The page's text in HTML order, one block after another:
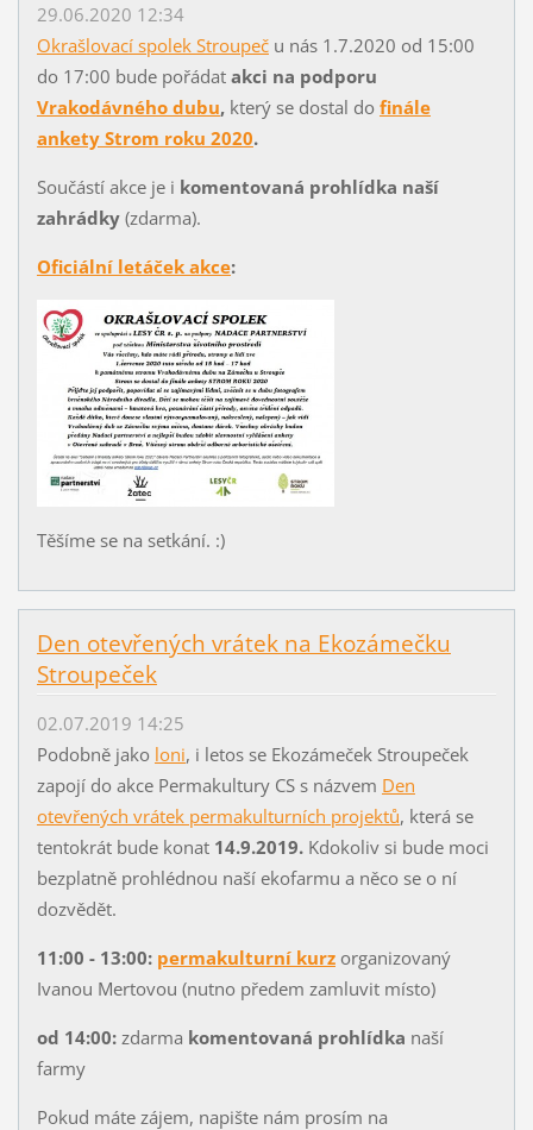
29.06.2020 12:34
Okrašlovací spolek Stroupeču nás 1.7.2020 od 15:00
do 17:00 bude pořádat akci na podporu
Vrakodávného dubu, který se dostal do finále
ankety Strom roku 2020.
Součástí akce je i komentovaná prohlídka naší
zahrádky(zdarma).
Oficiální letáček akce:
Těšíme se na setkání. :)
Den otevřených vrátek na Ekozámečku
Stroupeček
02.07.2019 14:25
Podobně jako loni, i letos se Ekozámeček Stroupeček
zapojí do akce Permakultury CS s názvem Den
otevřených vrátek permakulturních projektů, která se
tentokrát bude konat 14.9.2019.Kdokoliv si bude moci
bezplatně prohlédnou naší ekofarmu a něco se o ní
dozvědět.
11:00 - 13:00: permakulturní kurzorganizovaný
Ivanou Mertovou (nutno předem zamluvit místo)
od 14:00:zdarma komentovaná prohlídka naší
farmy
Pokud máte zájem, napište nám prosím na